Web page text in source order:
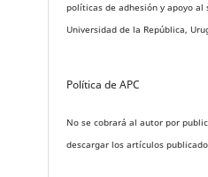
políticas de adhesión y apoyo al
Universidad de la República,
Política de APC
No se cobrará al autor por
descargar los artículos